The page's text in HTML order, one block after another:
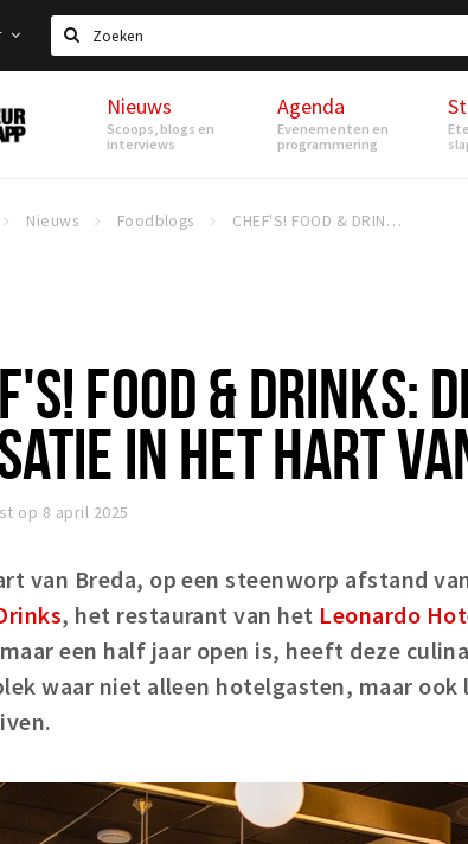
Zoeken
Nieuws
Scoops, blogs en
interviews
Agenda
Evenementen en
programmering
Nieuws Foodblogs CHEF'S! FOOD & DRINKS: DE CULINAIRE SENSATIE IN HET HART VAN BREDA
FOOD & DRINKS:
IN HET HART
op 8 april 2025
van Breda, op een steenworp afstand
, het restaurant van het Leonardo
een half jaar open is, heeft deze
waar niet alleen hotelgasten, maar